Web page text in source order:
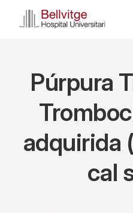
Púrpura
adquirida
cal